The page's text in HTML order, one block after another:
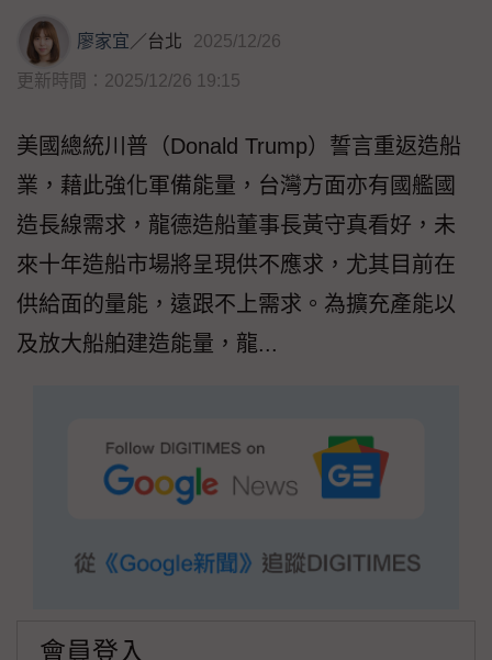
廖家宜 ／台北 2025/12/26
更新時間：2025/12/26 19:15
美國總統川普（Donald Trump）誓言重返造船
業，藉此強化軍備能量，台灣方面亦有國艦國
造長線需求，龍德造船董事長黃守真看好，未
來十年造船市場將呈現供不應求，尤其目前在
供給面的量能，遠跟不上需求。為擴充產能以
及放大船舶建造能量，龍...
會員登入